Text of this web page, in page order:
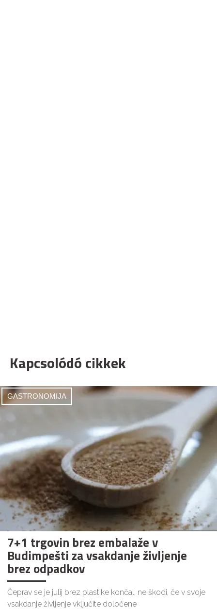
Kapcsolódó cikkek
GASTRONOMIJA
7+1 trgovin brez embalaže v
Budimpešti za vsakdanje življenje
brez odpadkov
Čeprav se je julij brez plastike končal, ne škodi, če v svoje
vsakdanje življenje vključite določene